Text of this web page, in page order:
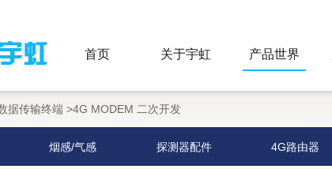
首页 关于宇虹 产品世界
据传输终端 >4G MODEM 二次开发
烟感/气感 探测器配件 4G路由器